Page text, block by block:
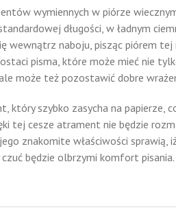
wymiennych w piórze
długości, w ładnym
wewnątrz naboju, pisząc piórem tej
pisma, które może mieć nie
może też pozostawić dobre
który szybko zasycha na papierze,
tej cesze atrament nie będzie
znakomite właściwości sprawią,
będzie olbrzymi komfort pisania.